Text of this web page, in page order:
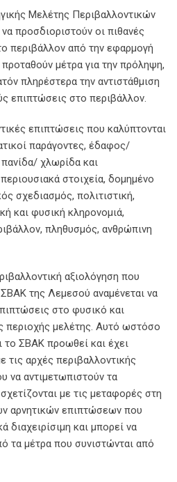
Μελέτης Περιβαλλοντικών
προσδιοριστούν οι πιθανές
περιβάλλον από την εφαρμογή
μέτρα για την πρόληψη,
πληρέστερα την αντιστάθμιση
επιπτώσεις στο περιβάλλον.
επιπτώσεις που καλύπτονται
παράγοντες, έδαφος/
χλωρίδα και
στοιχεία, δομημένο
σχεδιασμός, πολιτιστική,
και φυσική κληρονομιά,
πληθυσμός, ανθρώπινη
αξιολόγηση που
της Λεμεσού αναμένεται να
στο φυσικό και
περιοχής μελέτης. Αυτό ωστόσο
το ΣΒΑΚ προωθεί και έχει
αρχές περιβαλλοντικής
να αντιμετωπιστούν τα
με τις μεταφορές στη
αρνητικών επιπτώσεων που
διαχειρίσιμη και μπορεί να
τα μέτρα που συνιστώνται από